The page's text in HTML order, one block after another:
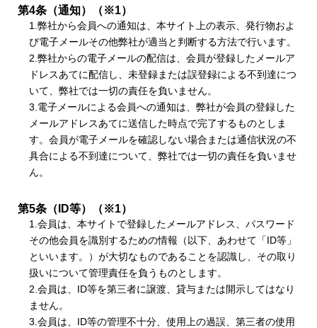
第4条（通知）（※1）
1.弊社から会員への通知は、本サイト上の表示、発行物およ
び電子メールその他弊社が適当と判断する方法で行います。
2.弊社からの電子メールの配信は、会員が登録したメールア
ドレスあてに配信し、未登録または誤登録による不到達につ
いて、弊社では一切の責任を負いません。
3.電子メールによる会員への通知は、弊社が会員の登録した
メールアドレスあてに送信した時点で完了するものとしま
す。会員が電子メールを確認しない場合または通信状況の不
具合による不到達について、弊社では一切の責任を負いませ
ん。
第5条（ID等）（※1）
1.会員は、本サイトで登録したメールアドレス、パスワード
その他会員を識別するための情報（以下、あわせて「ID等」
といいます。）が大切なものであることを認識し、その取り
扱いについて管理責任を負うものとします。
2.会員は、ID等を第三者に譲渡、貸与または開示してはなり
ません。
3.会員は、ID等の管理不十分、使用上の過誤、第三者の使用